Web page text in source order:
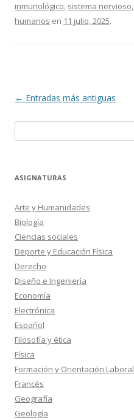
inmunológico, sistema nervioso,
humanos en 11 julio, 2025.
Navegación
← Entradas más antiguas
ASIGNATURAS
Arte y Humanidades
Biología
Ciencias sociales
Deporte y Educación Física
Derecho
Diseño e Ingeniería
Economía
Electrónica
Español
Filosofía y ética
Física
Formación y Orientación Laboral
Francés
Geografía
Geología